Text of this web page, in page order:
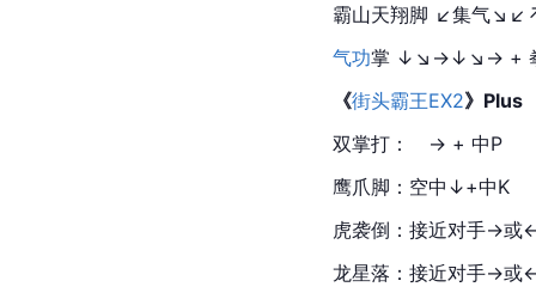
霸山天翔脚 ↙集气↘↙↗
气功掌 ↓↘→↓↘→ +
《街头霸王EX2》Plus
双掌打：　→ + 中P
鹰爪脚：空中↓+中K
虎袭倒：接近对手→或
龙星落：接近对手→或